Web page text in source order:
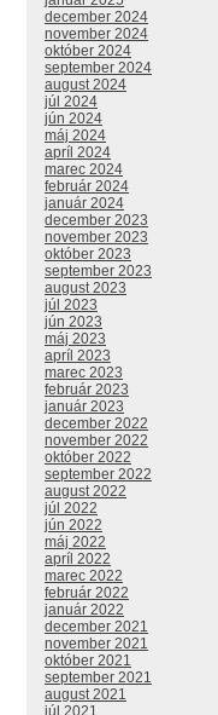
december 2024
november 2024
október 2024
september 2024
august 2024
júl 2024
jún 2024
máj 2024
apríl 2024
marec 2024
február 2024
január 2024
december 2023
november 2023
október 2023
september 2023
august 2023
júl 2023
jún 2023
máj 2023
apríl 2023
marec 2023
február 2023
január 2023
december 2022
november 2022
október 2022
september 2022
august 2022
júl 2022
jún 2022
máj 2022
apríl 2022
marec 2022
február 2022
január 2022
december 2021
november 2021
október 2021
september 2021
august 2021
júl 2021